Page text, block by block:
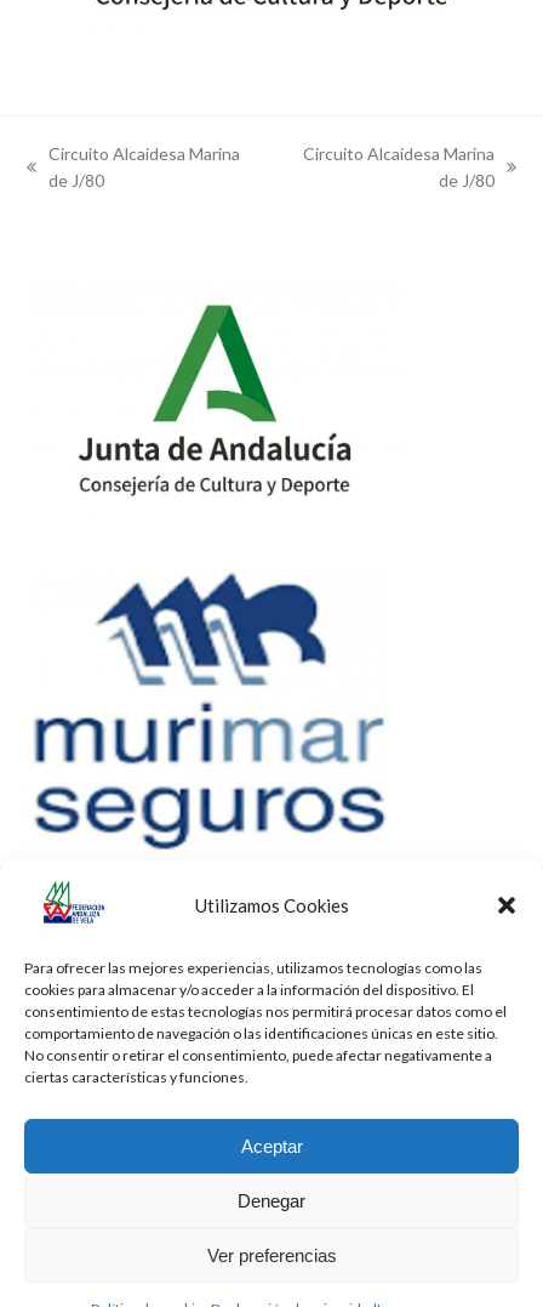
Utilizamos Cookies
Para ofrecer las mejores experiencias, utilizamos tecnologías como las
cookies para almacenar y/o acceder a la información del dispositivo. El
consentimiento de estas tecnologías nos permitirá procesar datos como el
comportamiento de navegación o las identificaciones únicas en este sitio.
No consentir o retirar el consentimiento, puede afectar negativamente a
ciertas características y funciones.
Aceptar
Denegar
Ver preferencias
previous
Circuito Alcaidesa Marina
de J/80
Circuito Alcaidesa Marina
de J/80
Todos los derechos reservados -Privacidad